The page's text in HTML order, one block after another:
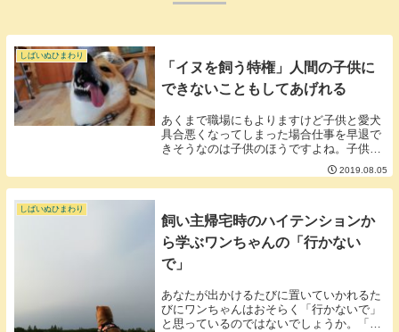
しばいぬひまわり
「イヌを飼う特権」人間の子供に
できないこともしてあげれる
あくまで職場にもよりますけど子供と愛犬
具合悪くなってしまった場合仕事を早退で
きそうなのは子供のほうですよね。子供の
運動会子供の入学式子供の引っ越し子供の
結婚式などなど子供のイベントは犬に比べ
て社会的優遇を受けています。■ペットは
2019.08.05
しばいぬひまわり
飼い主帰宅時のハイテンションか
ら学ぶワンちゃんの「行かない
で」
あなたが出かけるたびに置いていかれるた
びにワンちゃんはおそらく「行かないで」
と思っているのではないでしょうか。「行